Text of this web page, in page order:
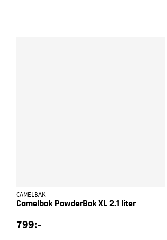
CAMELBAK
Camelbak PowderBak XL 2.1 liter
799:-